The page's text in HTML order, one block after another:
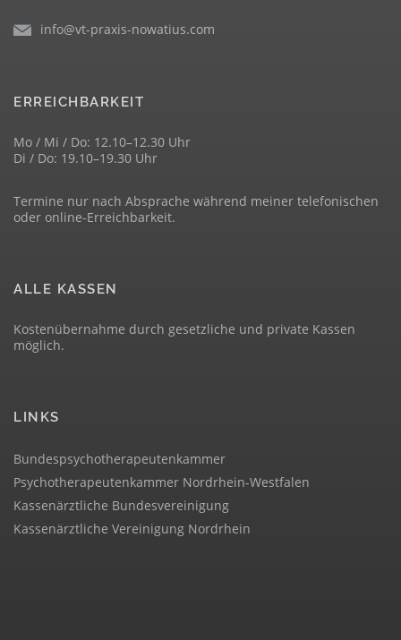
info@vt-praxis-nowatius.com
ERREICHBARKEIT
Mo / Mi / Do: 12.10–12.30 Uhr
Di / Do: 19.10–19.30 Uhr
Termine nur nach Absprache während meiner telefonischen
oder online-Erreichbarkeit.
ALLE KASSEN
Kostenübernahme durch gesetzliche und private Kassen
möglich.
LINKS
Bundespsychotherapeutenkammer
Psychotherapeutenkammer Nordrhein-Westfalen
Kassenärztliche Bundesvereinigung
Kassenärztliche Vereinigung Nordrhein